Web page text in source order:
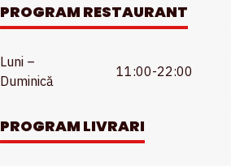
PROGRAM RESTAURANT
Luni –
Duminică
11:00-22:00
PROGRAM LIVRARI